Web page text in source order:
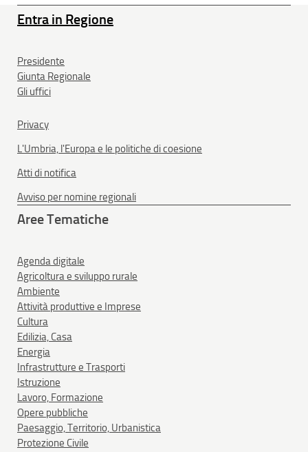
Entra in Regione
Presidente
Giunta Regionale
Gli uffici
Privacy
L'Umbria, l'Europa e le politiche di coesione
Atti di notifica
Avviso per nomine regionali
Aree Tematiche
Agenda digitale
Agricoltura e sviluppo rurale
Ambiente
Attività produttive e Imprese
Cultura
Edilizia, Casa
Energia
Infrastrutture e Trasporti
Istruzione
Lavoro, Formazione
Opere pubbliche
Paesaggio, Territorio, Urbanistica
Protezione Civile